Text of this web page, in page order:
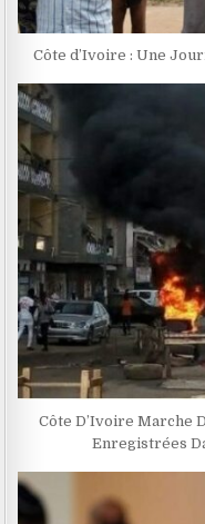
Côte d’Ivoire : Une
Côte D’Ivoire Marche
Enregistrées